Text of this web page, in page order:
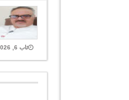
ئاب 6, 2026